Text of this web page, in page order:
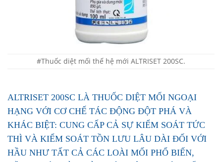
#Thuốc diệt mối thế hệ mới ALTRISET 200SC.
ALTRISET 200SC LÀ THUỐC DIỆT MỐI NGOẠI
HẠNG VỚI CƠ CHẾ TÁC ĐỘNG ĐỘT PHÁ VÀ
KHÁC BIỆT: CUNG CẤP CẢ SỰ KIỂM SOÁT TỨC
THÌ VÀ KIỂM SOÁT TỒN LƯU LÂU DÀI ĐỐI VỚI
HẦU NHƯ TẤT CẢ CÁC LOÀI MỐI PHỔ BIẾN,